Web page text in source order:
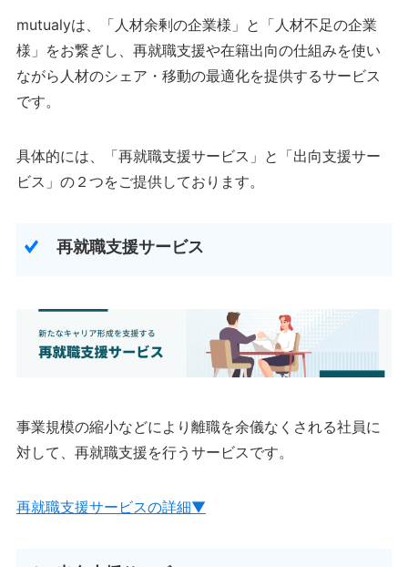
mutualyは、「人材余剰の企業様」と「人材不足の企業
様」をお繋ぎし、再就職支援や在籍出向の仕組みを使い
ながら人材のシェア・移動の最適化を提供するサービス
です。
具体的には、「再就職支援サービス」と「出向支援サー
ビス」の２つをご提供しております。
再就職支援サービス
事業規模の縮小などにより離職を余儀なくされる社員に
対して、再就職支援を行うサービスです。
再就職支援サービスの詳細▼